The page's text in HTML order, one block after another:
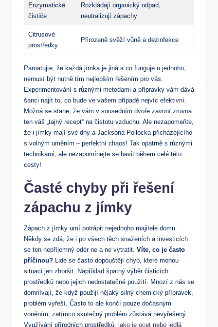
Enzymatické
čističe
Rozkládají organický odpad,
neutralizují zápachy
Citrusové
prostředky
Přirozeně svěží vůně a dezinfekce
Pamatujte, že každá jímka je jiná a co funguje u jednoho,
nemusí být nutně tím nejlepším řešením pro vás.
Experimentování s různými metodami a přípravky vám dává
šanci najít to, co bude ve vašem případě nejvíc efektivní.
Možná se stane, že vám v sousedním dvoře zavoní zrovna
ten váš „tajný recept“ na čistotu vzduchu. Ale nezapomeňte,
že i jímky mají své dny a Jacksona Pollocka přicházejícího
s volným uměním – perfektní chaos! Tak opatrně s různými
technikami, ale nezapomínejte se bavit během celé této
cesty!
Časté chyby při řešení
zápachu z jímky
Zápach z jímky umí potrápit nejednoho majitele domu.
Někdy se zdá, že i po všech těch snaženích a investicích
se ten nepříjemný odér ne a ne vytratit. Víte, co je často
příčinou? Lidé se často dopouštějí chyb, které mohou
situaci jen zhoršit. Například špatný výběr čisticích
prostředků nebo jejich nedostatečné použití. Mnozí z nás se
domnívají, že když použijí nějaký silný chemický přípravek,
problém vyřeší. Často to ale končí pouze dočasným
voněním, zatímco skutečný problém zůstává nevyřešený.
Využívání přírodních prostředků, jako je ocet nebo jedlá